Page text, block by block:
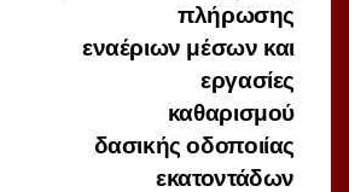
πλήρωσης
εναέριων μέσων και
εργασίες
καθαρισμού
δασικής οδοποιίας
εκατοντάδων